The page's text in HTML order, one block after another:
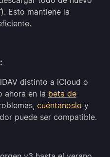
). Esto mantiene la
distinto a iCloud o
ahora en la beta de
cuéntanoslo y
puede ser compatible.